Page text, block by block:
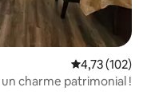
Note
4,73 (102)
charme patrimonial !